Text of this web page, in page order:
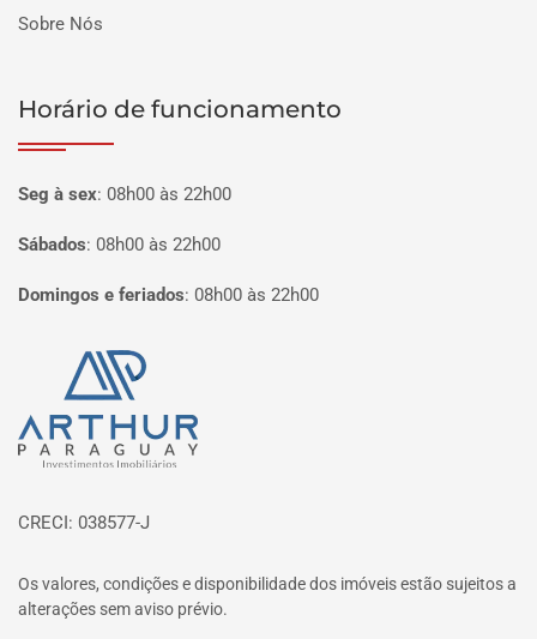
Sobre Nós
Horário de funcionamento
Seg à sex: 08h00 às 22h00
Sábados: 08h00 às 22h00
Domingos e feriados: 08h00 às 22h00
Página inicial
CRECI: 038577-J
Os valores, condições e disponibilidade dos imóveis estão sujeitos a
alterações sem aviso prévio.